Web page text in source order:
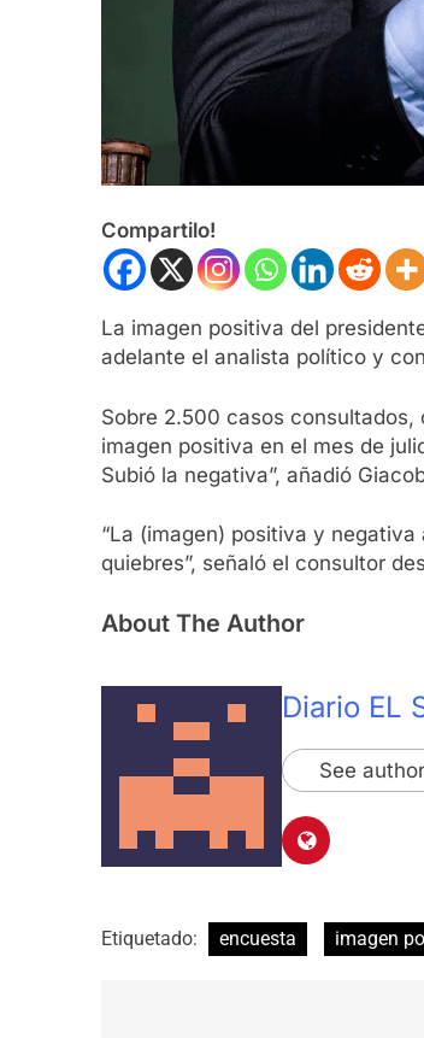
Compartilo!
La imagen positiva del
adelante el analista político y
Sobre 2.500 casos
imagen positiva en el mes de
Subió la negativa”, añadió
“La (imagen) positiva y
quiebres”, señaló el consultor
About The Author
Diario EL
See
Etiquetado: encuesta imagen